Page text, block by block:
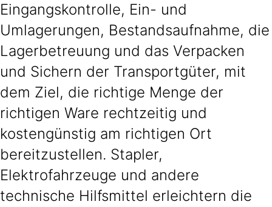
Eingangskontrolle, Ein- und
Umlagerungen, Bestandsaufnahme, die
Lagerbetreuung und das Verpacken
und Sichern der Transportgüter, mit
dem Ziel, die richtige Menge der
richtigen Ware rechtzeitig und
kostengünstig am richtigen Ort
bereitzustellen. Stapler,
Elektrofahrzeuge und andere
technische Hilfsmittel erleichtern die